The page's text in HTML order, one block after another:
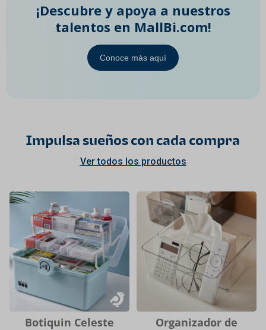
¡Descubre y apoya a nuestros
talentos en MallBi.com!
Conoce más aquí
Impulsa sueños con cada compra
Ver todos los productos
Botiquin Celeste
Organizador de